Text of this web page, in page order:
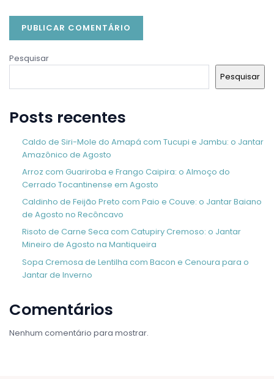
Pesquisar
Pesquisar
Posts recentes
Caldo de Siri-Mole do Amapá com Tucupi e Jambu: o Jantar
Amazônico de Agosto
Arroz com Guariroba e Frango Caipira: o Almoço do
Cerrado Tocantinense em Agosto
Caldinho de Feijão Preto com Paio e Couve: o Jantar Baiano
de Agosto no Recôncavo
Risoto de Carne Seca com Catupiry Cremoso: o Jantar
Mineiro de Agosto na Mantiqueira
Sopa Cremosa de Lentilha com Bacon e Cenoura para o
Jantar de Inverno
Comentários
Nenhum comentário para mostrar.